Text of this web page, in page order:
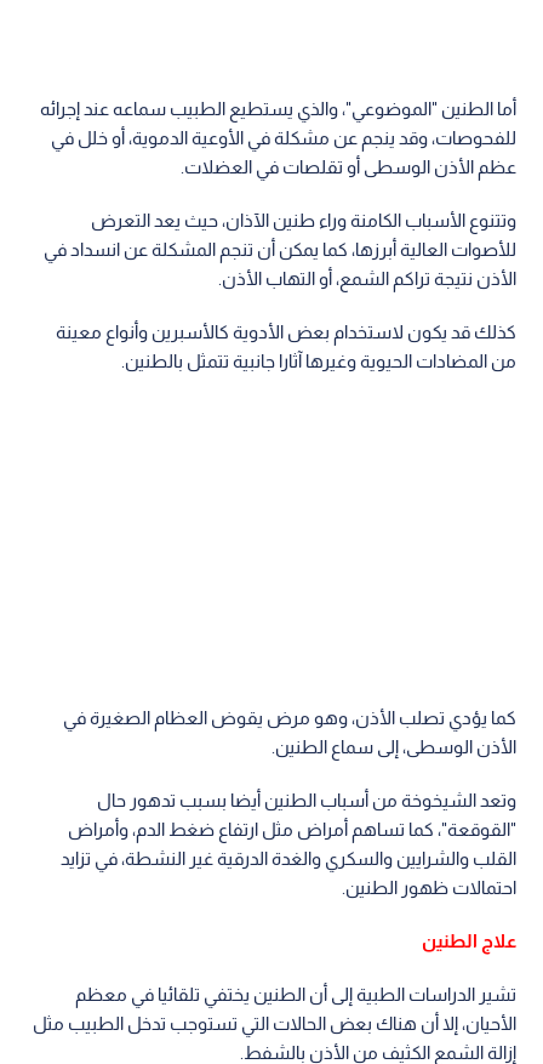
أما الطنين "الموضوعي"، والذي يستطيع الطبيب سماعه عند إجرائه
للفحوصات، وقد ينجم عن مشكلة في الأوعية الدموية، أو خلل في
عظم الأذن الوسطى أو تقلصات في العضلات.
وتتنوع الأسباب الكامنة وراء طنين الآذان، حيث يعد التعرض
للأصوات العالية أبرزها، كما يمكن أن تنجم المشكلة عن انسداد في
الأذن نتيجة تراكم الشمع، أو التهاب الأذن.
كذلك قد يكون لاستخدام بعض الأدوية كالأسبرين وأنواع معينة
من المضادات الحيوية وغيرها آثارا جانبية تتمثل بالطنين.
كما يؤدي تصلب الأذن، وهو مرض يقوض العظام الصغيرة في
الأذن الوسطى، إلى سماع الطنين.
وتعد الشيخوخة من أسباب الطنين أيضا بسبب تدهور حال
"القوقعة"، كما تساهم أمراض مثل ارتفاع ضغط الدم، وأمراض
القلب والشرايين والسكري والغدة الدرقية غير النشطة، في تزايد
احتمالات ظهور الطنين.
علاج الطنين
تشير الدراسات الطبية إلى أن الطنين يختفي تلقائيا في معظم
الأحيان، إلا أن هناك بعض الحالات التي تستوجب تدخل الطبيب مثل
إزالة الشمع الكثيف من الأذن بالشفط.